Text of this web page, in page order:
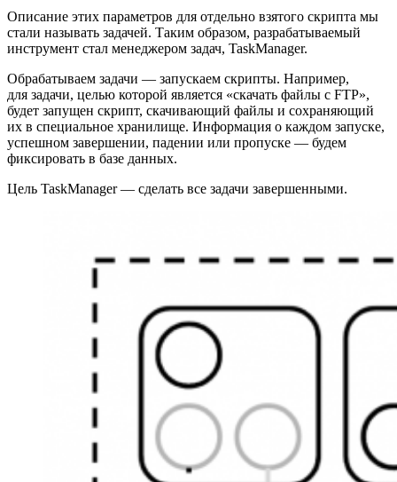
Описание этих параметров для отдельно взятого скрипта мы
стали называть задачей. Таким образом, разрабатываемый
инструмент стал менеджером задач, TaskManager.
Обрабатываем задачи — запускаем скрипты. Например,
для задачи, целью которой является «скачать файлы с FTP»,
будет запущен скрипт, скачивающий файлы и сохраняющий
их в специальное хранилище. Информация о каждом запуске,
успешном завершении, падении или пропуске — будем
фиксировать в базе данных.
Цель TaskManager — сделать все задачи завершенными.